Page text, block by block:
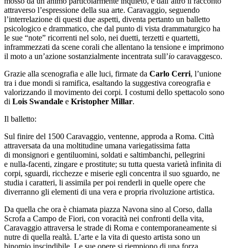
attraverso l’espressione della sua arte. Caravaggio, seguendo
l’interrelazione di questi due aspetti, diventa pertanto un balletto
psicologico e drammatico, che dal punto di vista drammaturgico ha
le sue “note” ricorrenti nel solo, nei duetti, terzetti e quartetti,
inframmezzati da scene corali che allentano la tensione e imprimono
il moto a un’azione sostanzialmente incentrata sull’io caravaggesco.
Grazie alla scenografia e alle luci, firmate da Carlo Cerri, l’unione
tra i due mondi si ramifica, esaltando la suggestiva coreografia e
valorizzando il movimento dei corpi. I costumi dello spettacolo sono
di Lois Swandale e Kristopher Millar.
Il balletto:
Sul finire del 1500 Caravaggio, ventenne, approda a Roma. Città
attraversata da una moltitudine umana variegatissima fatta
di monsignori e gentiluomini, soldati e saltimbanchi, pellegrini
e nulla-facenti, zingare e prostitute; su tutta questa varietà infinita di
corpi, sguardi, ricchezze e miserie egli concentra il suo sguardo, ne
studia i caratteri, li assimila per poi renderli in quelle opere che
diverranno gli elementi di una vera e propria rivoluzione artistica.
Da quella che ora è chiamata piazza Navona sino al Corso, dalla
Scrofa a Campo de Fiori, con voracità nei confronti della vita,
Caravaggio attraversa le strade di Roma e contemporaneamente si
nutre di quella realtà. L’arte e la vita di questo artista sono un
binomio inscindibile. Le sue opere si riempiono di una forza